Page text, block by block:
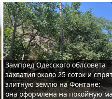
Зампред Одесского облсовета
захватил около 25 соток и
элитную землю на Фонтане:
она оформлена на покойную